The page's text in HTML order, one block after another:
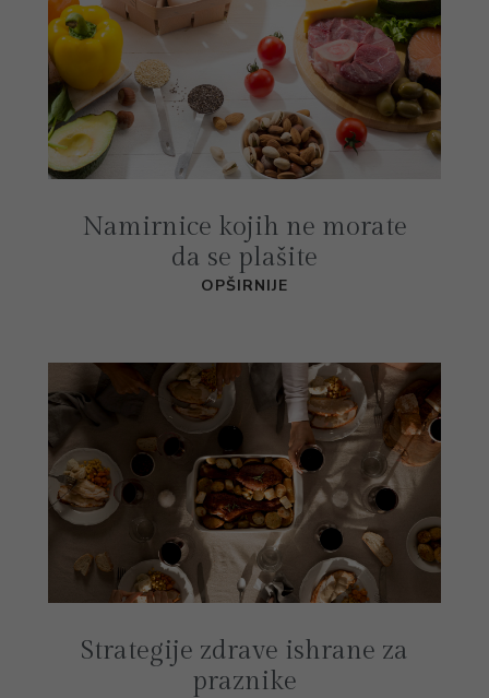
Namirnice kojih ne morate
da se plašite
OPŠIRNIJE
Strategije zdrave ishrane za
praznike